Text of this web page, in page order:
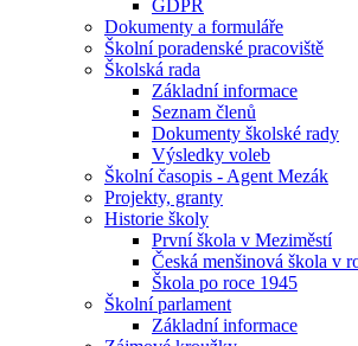
GDPR
Dokumenty a formuláře
Školní poradenské pracoviště
Školská rada
Základní informace
Seznam členů
Dokumenty školské rady
Výsledky voleb
Školní časopis - Agent Mezák
Projekty, granty
Historie školy
První škola v Meziměstí
Česká menšinová škola v
Škola po roce 1945
Školní parlament
Základní informace